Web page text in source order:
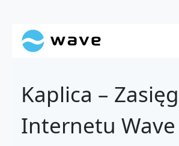
Kaplica – Zasięg
Internetu Wave